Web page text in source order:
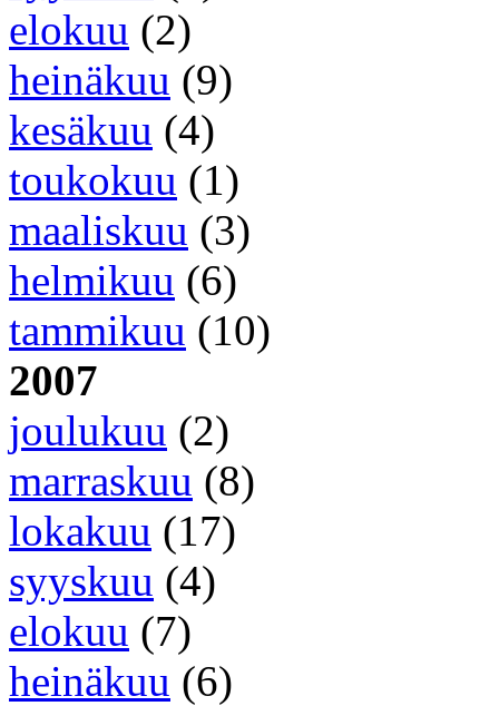
elokuu (2)
heinäkuu (9)
kesäkuu (4)
toukokuu (1)
maaliskuu (3)
helmikuu (6)
tammikuu (10)
2007
joulukuu (2)
marraskuu (8)
lokakuu (17)
syyskuu (4)
elokuu (7)
heinäkuu (6)